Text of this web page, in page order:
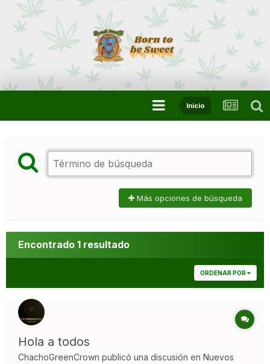
Inicio
Más opciones de búsqueda
Encontrado 1 resultado
ORDENAR POR
Hola a todos
ChachoGreenCrown publicó una discusión en Nuevos